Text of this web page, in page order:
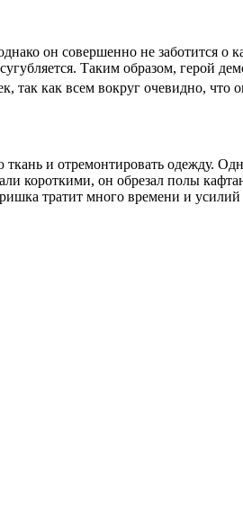
он совершенно не заботится о
Таким образом, герой
как всем вокруг очевидно, что
и отремонтировать одежду.
короткими, он обрезал полы
тратит много времени и усилий